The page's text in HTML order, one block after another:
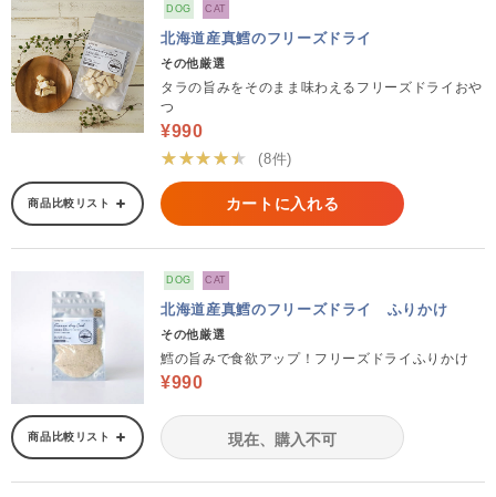
DOG CAT
北海道産真鱈のフリーズドライ
その他厳選
タラの旨みをそのまま味わえるフリーズドライおや
つ
¥990
★★★★★
(8件)
商品比較リスト カートに入れる
DOG CAT
北海道産真鱈のフリーズドライ ふりかけ
その他厳選
鱈の旨みで食欲アップ！フリーズドライふりかけ
¥990
商品比較リスト 現在、購入不可